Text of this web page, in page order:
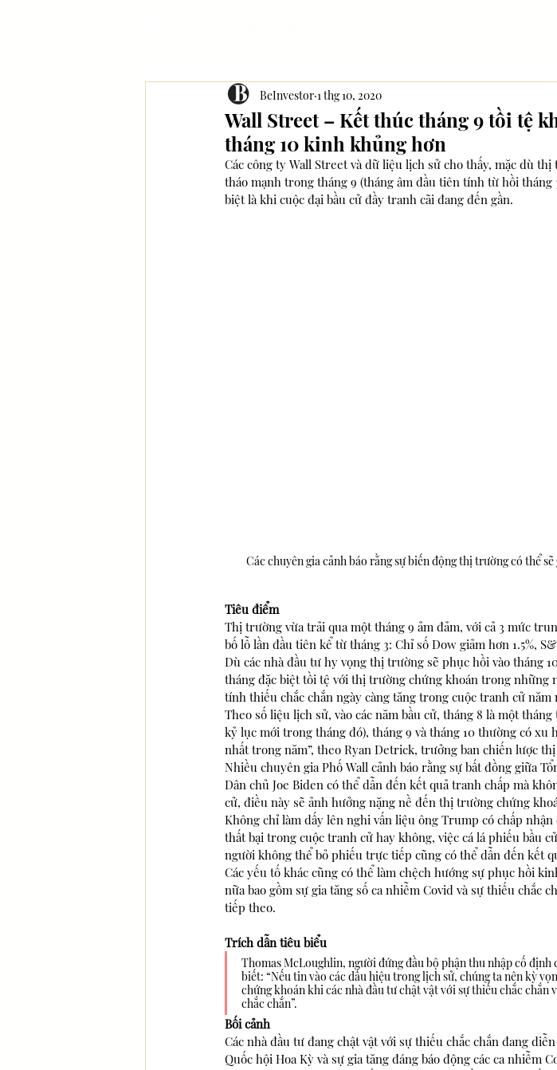
Wall Street – Kết thúc tháng 9 tồi tệ
tháng 10 kinh khủng hơn
BeInvestor 1 thg 10, 2020
Các công ty Wall Street và dữ liệu lịch sử cho thấy, mặc dù
tháo mạnh trong tháng 9 (tháng âm đầu tiên tính từ hồi
biệt là khi cuộc đại bầu cử đầy tranh cãi đang đến gần.
Các chuyên gia cảnh báo rằng sự biến động thị trường có thể
Tiêu điểm
Thị trường vừa trải qua một tháng 9 ảm đảm, với cả 3 mức
bố lỗ lần đầu tiên kể từ tháng 3: Chỉ số Dow giảm hơn 1.5%,
Dù các nhà đầu tư hy vọng thị trường sẽ phục hồi vào tháng
tháng đặc biệt tồi tệ với thị trường chứng khoán trong những
tính thiếu chắc chắn ngày càng tăng trong cuộc tranh cử năm
Theo số liệu lịch sử, vào các năm bầu cử, tháng 8 là một
kỷ lục mới trong tháng đó), tháng 9 và tháng 10 thường có xu
nhất trong năm”, theo Ryan Detrick, trưởng ban chiến lược
Nhiều chuyên gia Phố Wall cảnh báo rằng sự bất đồng giữa
Dân chủ Joe Biden có thể dẫn đến kết quả tranh chấp mà
cử, điều này sẽ ảnh hưởng nặng nề đến thị trường chứng
Không chỉ làm dấy lên nghi vấn liệu ông Trump có chấp
thất bại trong cuộc tranh cử hay không, việc cá lá phiếu bầu
người không thể bỏ phiếu trực tiếp cũng có thể dẫn đến kết
Các yếu tố khác cũng có thể làm chệch hướng sự phục hồi
nữa bao gồm sự gia tăng số ca nhiễm Covid và sự thiếu chắc
tiếp theo.
Trích dẫn tiêu biểu
Thomas McLoughlin, người đứng đầu bộ phận thu nhập cố định
biết: “Nếu tin vào các dấu hiệu trong lịch sử, chúng ta nên kỳ
chứng khoán khi các nhà đầu tư chật vật với sự thiếu chắc chắn
chắc chắn”.
Bối cảnh
Các nhà đầu tư đang chật vật với sự thiếu chắc chắn đang
Quốc hội Hoa Kỳ và sự gia tăng đáng báo động các ca nhiễm